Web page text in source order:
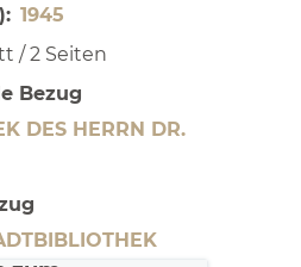
1945
/ 2 Seiten
Bezug
DES HERRN DR.